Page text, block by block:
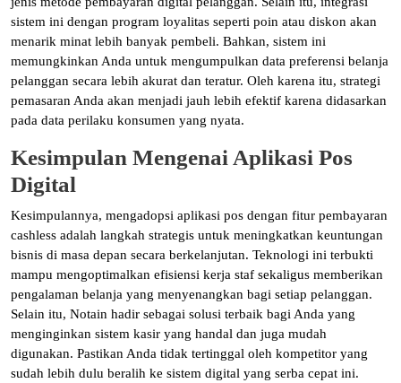
sistem ini dengan program loyalitas seperti poin atau diskon akan
menarik minat lebih banyak pembeli. Bahkan, sistem ini
memungkinkan Anda untuk mengumpulkan data preferensi belanja
pelanggan secara lebih akurat dan teratur. Oleh karena itu, strategi
pemasaran Anda akan menjadi jauh lebih efektif karena didasarkan
pada data perilaku konsumen yang nyata.
Kesimpulan Mengenai Aplikasi Pos
Digital
Kesimpulannya, mengadopsi aplikasi pos dengan fitur pembayaran
cashless adalah langkah strategis untuk meningkatkan keuntungan
bisnis di masa depan secara berkelanjutan. Teknologi ini terbukti
mampu mengoptimalkan efisiensi kerja staf sekaligus memberikan
pengalaman belanja yang menyenangkan bagi setiap pelanggan.
Selain itu, Notain hadir sebagai solusi terbaik bagi Anda yang
menginginkan sistem kasir yang handal dan juga mudah
digunakan. Pastikan Anda tidak tertinggal oleh kompetitor yang
sudah lebih dulu beralih ke sistem digital yang serba cepat ini.